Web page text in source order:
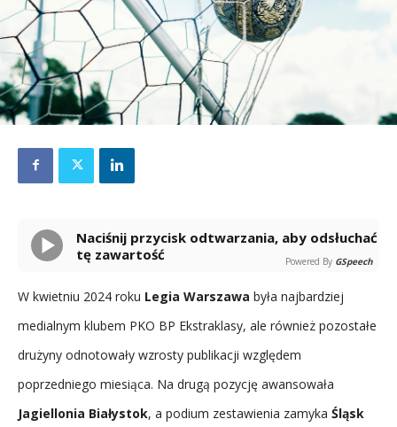
Naciśnij przycisk odtwarzania, aby odsłuchać
tę zawartość
Powered By GSpeech
W kwietniu 2024 roku Legia Warszawa była najbardziej
medialnym klubem PKO BP Ekstraklasy, ale również pozostałe
drużyny odnotowały wzrosty publikacji względem
poprzedniego miesiąca. Na drugą pozycję awansowała
Jagiellonia Białystok, a podium zestawienia zamyka Śląsk